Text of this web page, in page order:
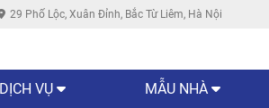
29 Phố Lộc, Xuân Đỉnh, Bắc Từ Liêm, Hà Nội
DỊCH VỤ MẪU NHÀ